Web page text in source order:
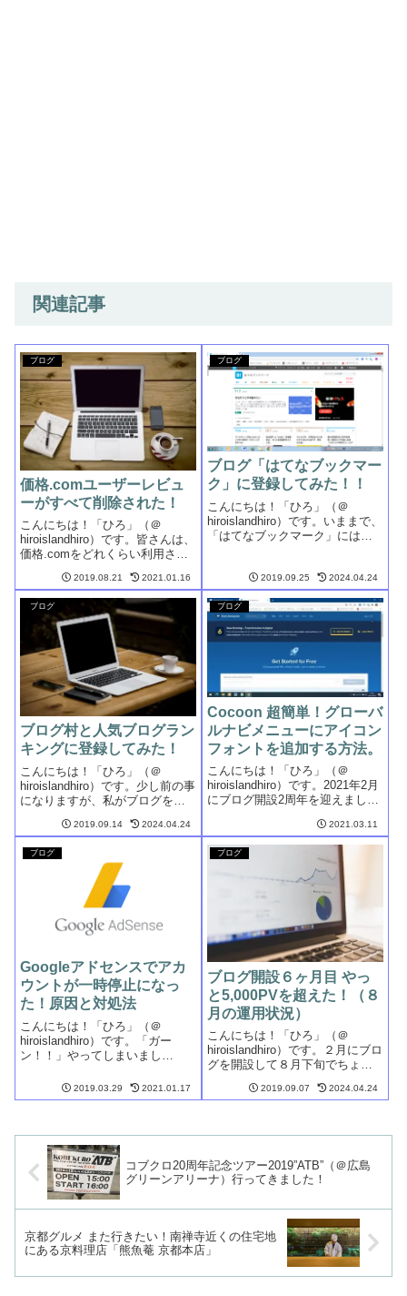
関連記事
ブログ
価格.comユーザーレビュ
ーがすべて削除された！
こんにちは！「ひろ」（＠
hiroislandhiro）です。皆さんは、
価格.comをどれくらい利用され
価格.comは、売れ筋の人気商品
や市場価格の相場を調べるとき
に非常に便利なサイトです。私
の場合は、高額商品を購...
2019.08.21 2021.01.16
ブログ
ブログ「はてなブックマー
ク」に登録してみた！！
こんにちは！「ひろ」（＠
hiroislandhiro）です。いままで、
「はてなブックマーク」には、
とその良し悪しがわからないと
思い、ユーザー登録してしばら
く使ってみることにしました。
みな...
2019.09.25 2024.04.24
ブログ
ブログ村と人気ブログラン
キングに登録してみた！
こんにちは！「ひろ」（＠
hiroislandhiro）です。少し前の事
になりますが、私がブログを始
「ブログ村」には登録していな
増えるらしいよ。とアドバイス
を頂きました。その時、私の頭
2019.09.14 2024.04.24
ブログ
Cocoon 超簡単！グローバ
ルナビメニューにアイコン
フォントを追加する方法。
こんにちは！「ひろ」（＠
hiroislandhiro）です。2021年2月
にブログ開設2周年を迎えまし
るため、サイト型トップページ
への変更に挑戦してみました。
カスタマイズした3項目のうち、
前回の記事では１項目し...
2021.03.11
ブログ
Googleアドセンスでアカ
ウントが一時停止になっ
た！原因と対処法
こんにちは！「ひろ」（＠
hiroislandhiro）です。「ガー
ン！！」やってしまいまし
ローカードを頂戴いたしまし
た！承認からそれほど日にちが
時停...
2019.03.29 2021.01.17
ブログ
ブログ開設６ヶ月目 やっ
と5,000PVを超えた！（８
月の運用状況）
こんにちは！「ひろ」（＠
hiroislandhiro）です。２月にブロ
グを開設して８月下旬でちょう
よ7ヶ月目に突入です。ブログを
たが、夏の猛暑もなんとか乗
2019.09.07 2024.04.24
コブクロ20周年記念ツアー2019”ATB”（＠広島
グリーンアリーナ）行ってきました！
京都グルメ また行きたい！南禅寺近くの住宅地
にある京料理店「熊魚菴 京都本店」